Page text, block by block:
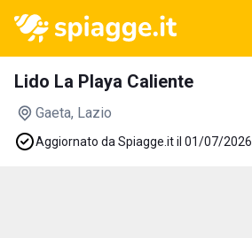
Lido La Playa Caliente
Gaeta, Lazio
Aggiornato da Spiagge.it il 01/07/2026